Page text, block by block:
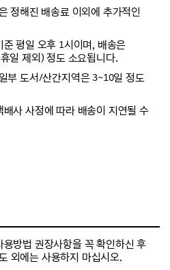
정해진 배송료 이외에 추가적인
평일 오후 1시이며, 배송은
일 제외) 정도 소요됩니다.
부 도서/산간지역은 3~10일 정도
배사 사정에 따라 배송이 지연될 수
용방법 권장사항을 꼭 확인하신 후
외에는 사용하지 마십시오.